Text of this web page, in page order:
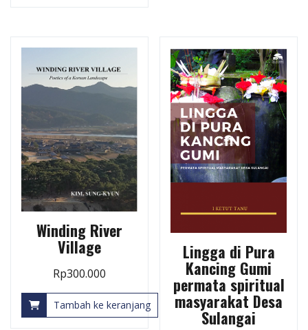
Winding River
Village
Rp300.000
Tambah ke keranjang
Lingga di Pura
Kancing Gumi
permata spiritual
masyarakat Desa
Sulangai